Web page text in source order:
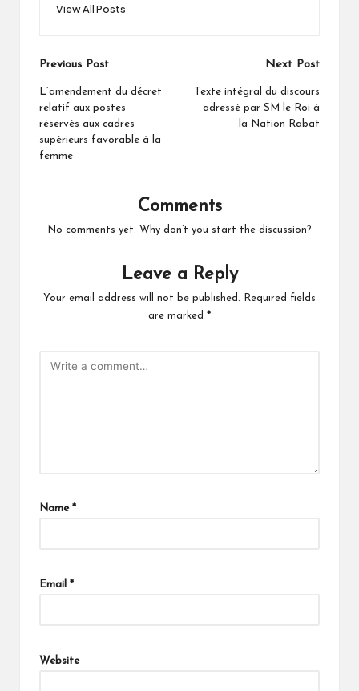
View All Posts
Post
navigation
Previous Post
L’amendement du décret
relatif aux postes
réservés aux cadres
supérieurs favorable à la
femme
Next Post
Texte intégral du discours
adressé par SM le Roi à
la Nation Rabat
Comments
No comments yet. Why don’t you start the discussion?
Leave a Reply
Your email address will not be published.
Required fields
are marked *
Name *
Email *
Website